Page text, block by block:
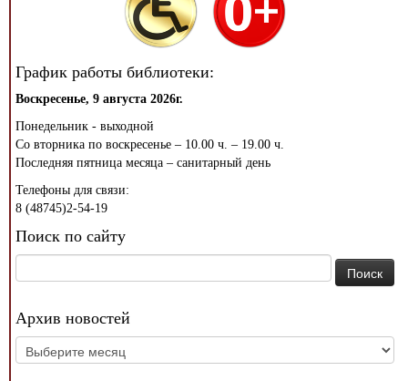
График работы библиотеки:
Воскресенье, 9 августа 2026г.
Понедельник - выходной
Со вторника по воскресенье – 10.00 ч. – 19.00 ч.
Последняя пятница месяца – санитарный день
Телефоны для связи:
8 (48745)2-54-19
Поиск по сайту
Архив новостей
Архив
новостей